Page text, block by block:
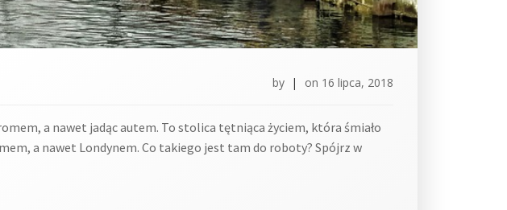
by | on 16 lipca, 2018
a nawet jadąc autem. To stolica tętniąca życiem, która śmiało
a nawet Londynem. Co takiego jest tam do roboty? Spójrz w